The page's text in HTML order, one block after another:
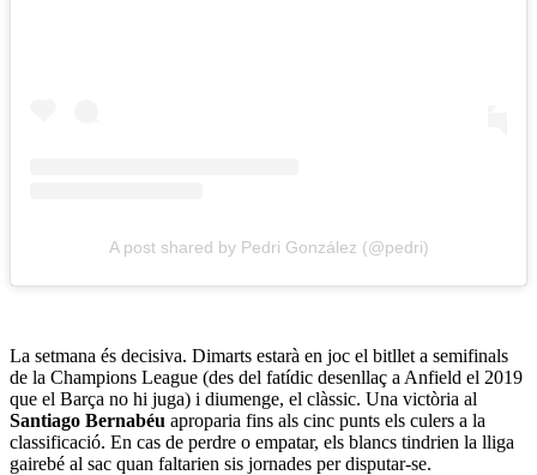
A post shared by Pedri González (@pedri)
La setmana és decisiva. Dimarts estarà en joc el bitllet a semifinals
de la Champions League (des del fatídic desenllaç a Anfield el 2019
que el Barça no hi juga) i diumenge, el clàssic. Una victòria al
Santiago Bernabéu aproparia fins als cinc punts els culers a la
classificació. En cas de perdre o empatar, els blancs tindrien la lliga
gairebé al sac quan faltarien sis jornades per disputar-se.